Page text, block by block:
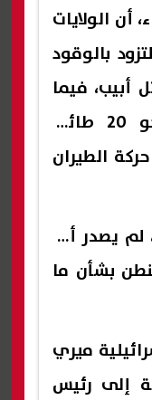
أن الولايات
طائرة للتزود بالوقود
أبيب، فيما
تطالب إسرائيل بسحب نحو 20 طائرة
الطيران
“ت.غ”، لم يصدر أي
بشأن ما
ميري
إلى رئيس